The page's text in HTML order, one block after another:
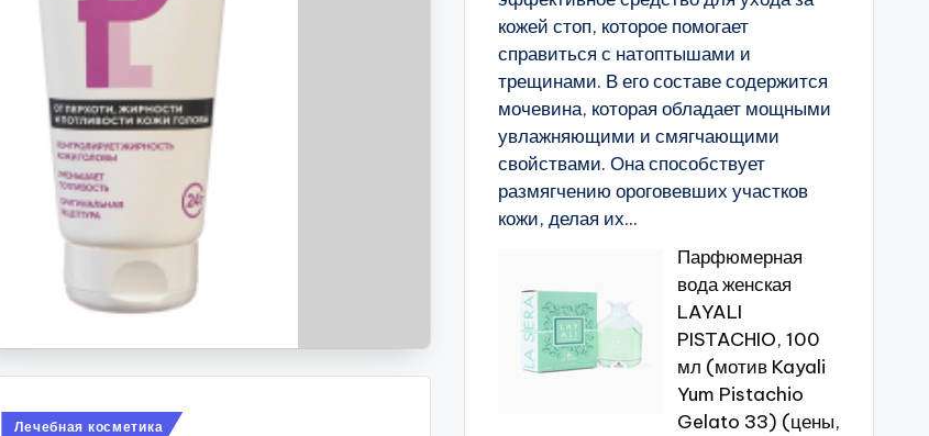
Опубликовано
Лечебная косметика
кожей стоп, которое помогает
справиться с натоптышами и
трещинами. В его составе содержится
мочевина, которая обладает мощными
увлажняющими и смягчающими
свойствами. Она способствует
размягчению ороговевших участков
кожи, делая их...
Парфюмерная
вода женская
LAYALI
PISTACHIO, 100
мл (мотив Kayali
Yum Pistachio
Gelato 33) (цены,